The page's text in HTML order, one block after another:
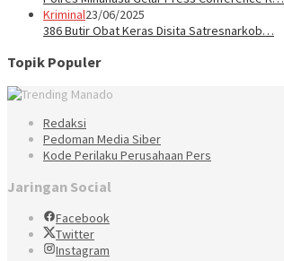
Kriminal23/06/2025
386 Butir Obat Keras Disita Satresnarkob…
Topik Populer
Redaksi
Pedoman Media Siber
Kode Perilaku Perusahaan Pers
Jaringan Social
Facebook
Twitter
Instagram